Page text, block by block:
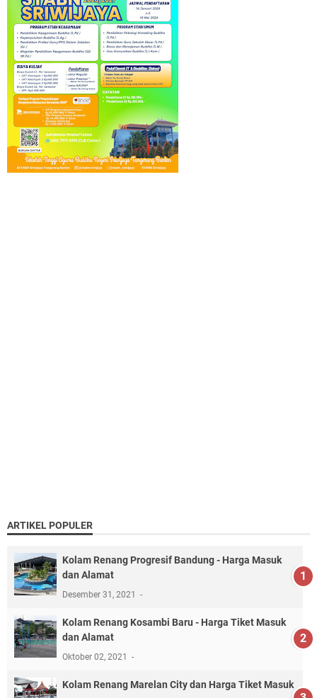
ARTIKEL POPULER
Kolam Renang Progresif Bandung - Harga Masuk
dan Alamat
Desember 31, 2021
Kolam Renang Kosambi Baru - Harga Tiket Masuk
dan Alamat
Oktober 02, 2021
Kolam Renang Marelan City dan Harga Tiket Masuk